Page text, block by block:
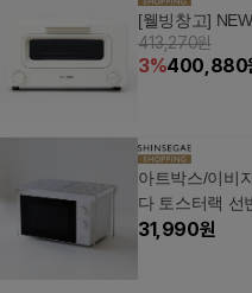
[웰빙창고]
413,270원
3%400,880
아트박스/이비
다 토스터랙 선
31,990원